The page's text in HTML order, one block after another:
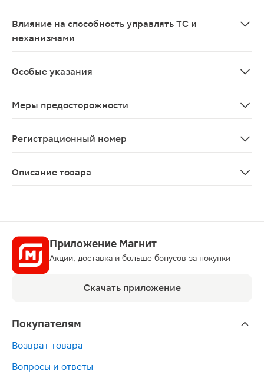
Влияние на способность управлять ТС и
механизмами
Особые указания
Меры предосторожности
Регистрационный номер
Описание товара
Приложение Магнит
Акции, доставка и больше бонусов за покупки
Скачать приложение
Покупателям
Возврат товара
Вопросы и ответы